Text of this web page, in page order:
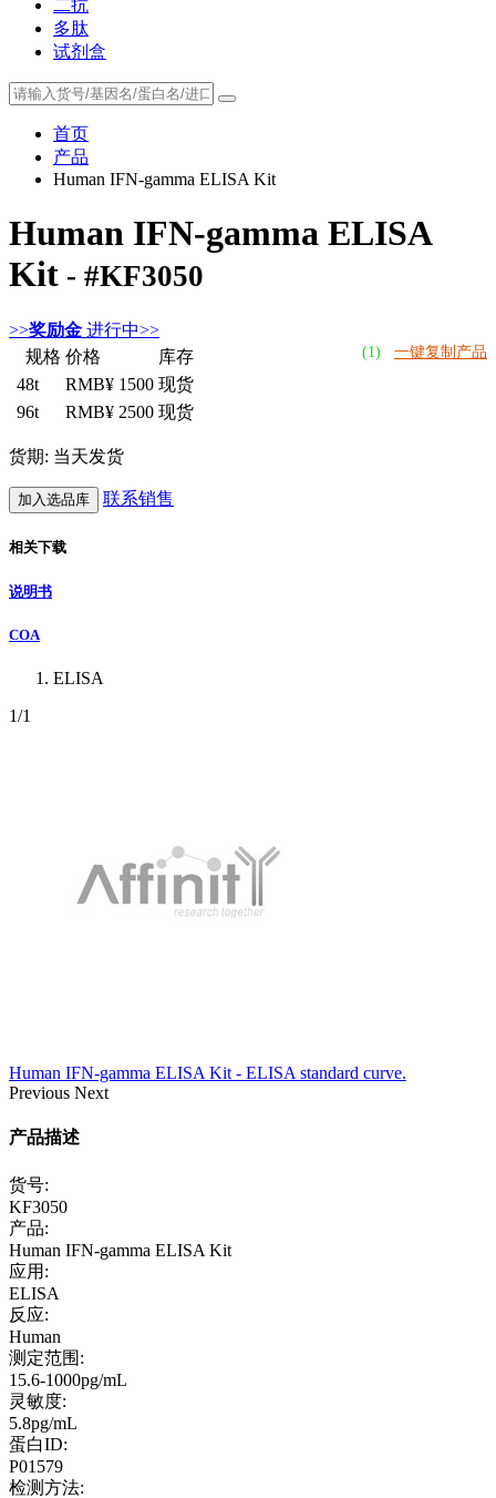
二抗
多肽
试剂盒
首页
产品
Human IFN-gamma ELISA Kit
Human IFN-gamma ELISA
Kit - #KF3050
>>奖励金 进行中>>
(1) 一键复制产品
规格 价格
库存
48t
RMB¥ 1500 现货
96t
RMB¥ 2500 现货
货期: 当天发货
加入选品库 联系销售
相关下载
说明书
COA
ELISA
1/1
Human IFN-gamma ELISA Kit - ELISA standard curve.
Previous Next
产品描述
货号:
KF3050
产品:
Human IFN-gamma ELISA Kit
应用:
ELISA
反应:
Human
测定范围:
15.6-1000pg/mL
灵敏度:
5.8pg/mL
蛋白ID:
P01579
检测方法: